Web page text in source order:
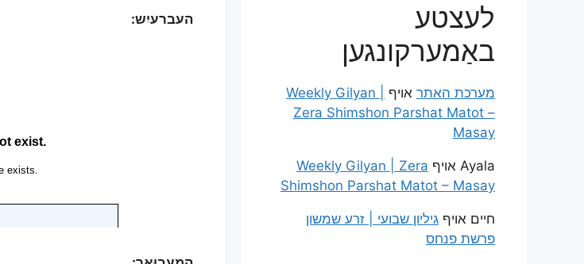
העברעיִש:
לעצטע
באַמערקונגען
מערכת האתר אויף
Weekly Gilyan |
Zera Shimshon Parshat Matot –
Masay
Ayala אויף Weekly Gilyan | Zera
Shimshon Parshat Matot – Masay
חיים אויף גיליון שבועי | זרע שמשון
פרשת פנחס